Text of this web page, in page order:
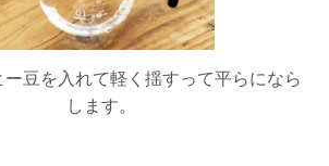
豆を入れて軽く揺すって平らになら
します。